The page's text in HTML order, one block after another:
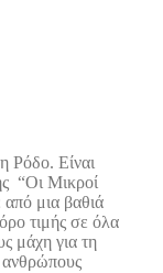
Ρόδο. Είναι
“Οι Μικροί
μια βαθιά
τιμής σε όλα
μάχη για τη
ανθρώπους